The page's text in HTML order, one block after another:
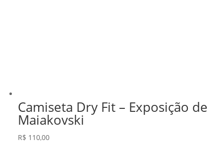
Camiseta Dry Fit – Exposição de
Maiakovski
R$ 110,00